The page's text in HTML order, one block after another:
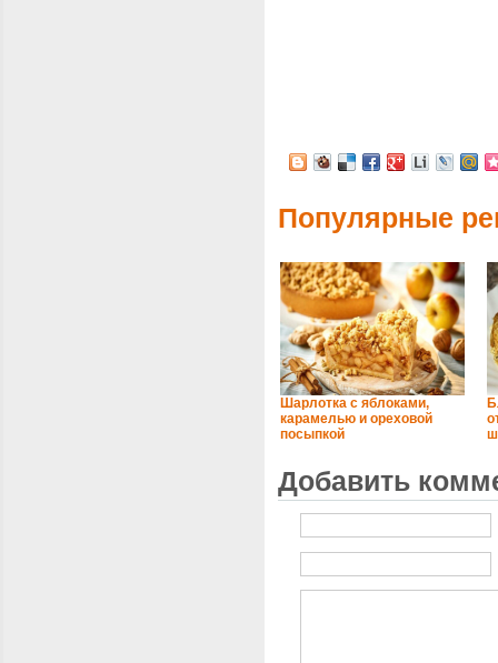
Популярные
Шарлотка с яблоками,
карамелью и ореховой
посыпкой
Добавить